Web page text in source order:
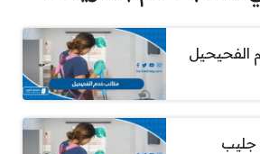
الفحيحيل
جليب